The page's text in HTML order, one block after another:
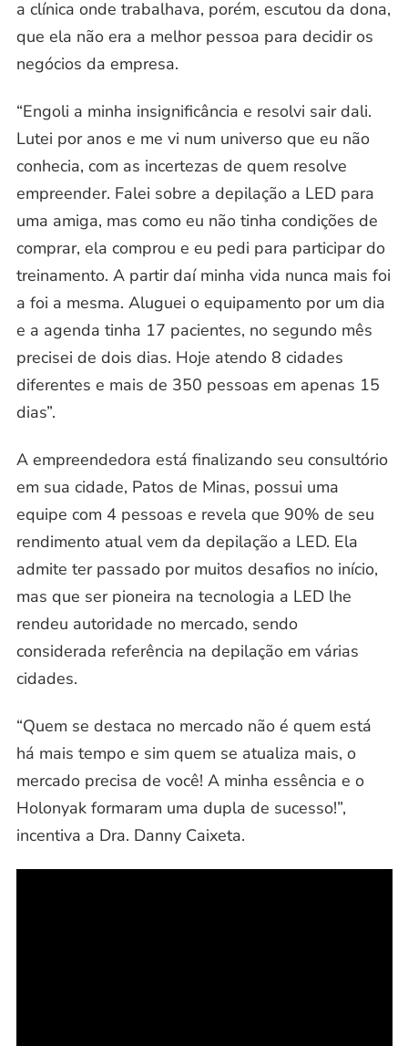
a clínica onde trabalhava, porém, escutou da dona,
que ela não era a melhor pessoa para decidir os
negócios da empresa.
“Engoli a minha insignificância e resolvi sair dali.
Lutei por anos e me vi num universo que eu não
conhecia, com as incertezas de quem resolve
empreender. Falei sobre a depilação a LEDpara
uma amiga, mas como eu não tinha condições de
comprar, ela comprou e eu pedi para participar do
treinamento. A partir daí minha vida nunca mais foi
a foi a mesma. Aluguei o equipamento por um dia
e a agenda tinha 17 pacientes, no segundo mês
precisei de dois dias. Hoje atendo 8 cidades
diferentes e mais de 350 pessoas em apenas 15
dias”.
A empreendedora está finalizando seu consultório
em sua cidade, Patos de Minas, possui uma
equipe com 4 pessoas e revela que 90% de seu
rendimento atual vem da depilação a LED. Ela
admite ter passado por muitos desafios no início,
mas que ser pioneira na tecnologia a LED lhe
rendeu autoridade no mercado, sendo
considerada referência na depilação em várias
cidades.
“Quem se destaca no mercado não é quem está
há mais tempo e sim quem se atualiza mais, o
mercado precisa de você! A minha essência e o
Holonyak formaram uma dupla de sucesso!”,
incentiva a Dra. Danny Caixeta.